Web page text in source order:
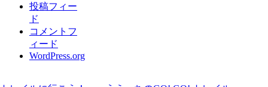
投稿フィー
ド
コメントフ
ィード
WordPress.org